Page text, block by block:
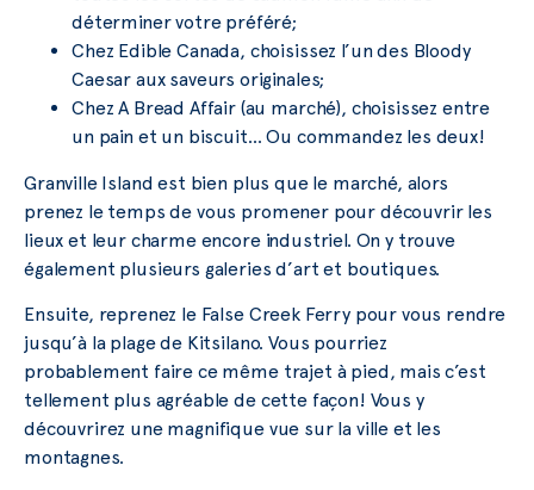
déterminer votre préféré;
Chez Edible Canada, choisissez l’un des Bloody
Caesar aux saveurs originales;
Chez A Bread Affair (au marché), choisissez entre
un pain et un biscuit… Ou commandez les deux!
Granville Island est bien plus que le marché, alors
prenez le temps de vous promener pour découvrir les
lieux et leur charme encore industriel. On y trouve
également plusieurs galeries d’art et boutiques.
Ensuite, reprenez le False Creek Ferry pour vous rendre
jusqu’à la plage de Kitsilano. Vous pourriez
probablement faire ce même trajet à pied, mais c’est
tellement plus agréable de cette façon! Vous y
découvrirez une magnifique vue sur la ville et les
montagnes.